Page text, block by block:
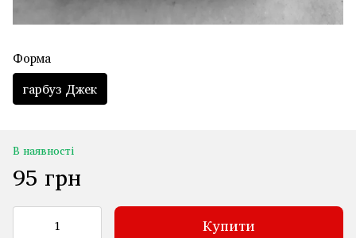
Форма
гарбуз Джек
В наявності
95 грн
Купити